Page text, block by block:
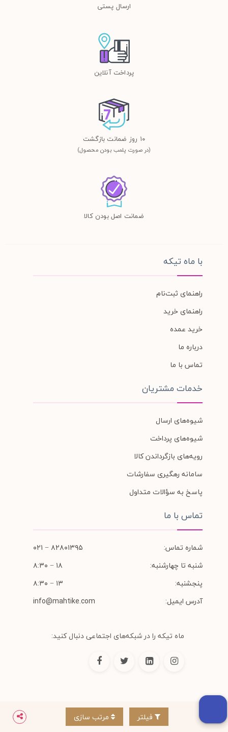
ارسال پستی
پرداخت آنلاین
١٠ روز ضمانت بازگشت
(در صورت پلمب بودن محصول)
ضمانت اصل بودن کالا
با ماه تیکه
راهنمای ثبت‌نام
راهنمای خرید
خرید عمده
درباره ما
تماس با ما
خدمات مشتریان
شیوه‌های ارسال
شیوه‌های پرداخت
رویه‌های بازگرداندن کالا
سامانه رهگیری سفارشات
پاسخ به سؤالات متداول
تماس با ما
شماره تماس:
۸۲۸۰۱۳۹۵ − ۰۲۱
شنبه تا چهارشنبه:
۱۸ − ۸:۳۰
پنجشنبه:
۱۳ − ۸:۳۰
آدرس ایمیل:
info@mahtike.com
ماه تیکه را در شبکه‌های اجتماعی دنبال کنید:
فروشگاه اینترنتی ماه تیکه، بررسی، انتخاب و خرید
آنلاین